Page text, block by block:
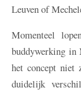
Leuven of
Momenteel
buddywerking in
het concept niet
duidelijk